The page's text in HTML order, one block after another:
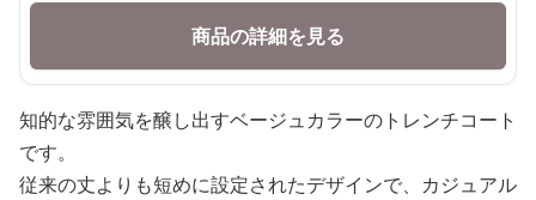
商品の詳細を見る
知的な雰囲気を醸し出すベージュカラーのトレンチコート
です。
従来の丈よりも短めに設定されたデザインで、カジュアル